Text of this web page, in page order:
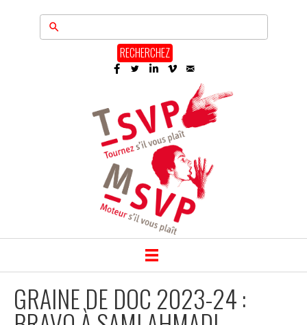
RECHERCHEZ
GRAINE DE DOC 2023-24 :